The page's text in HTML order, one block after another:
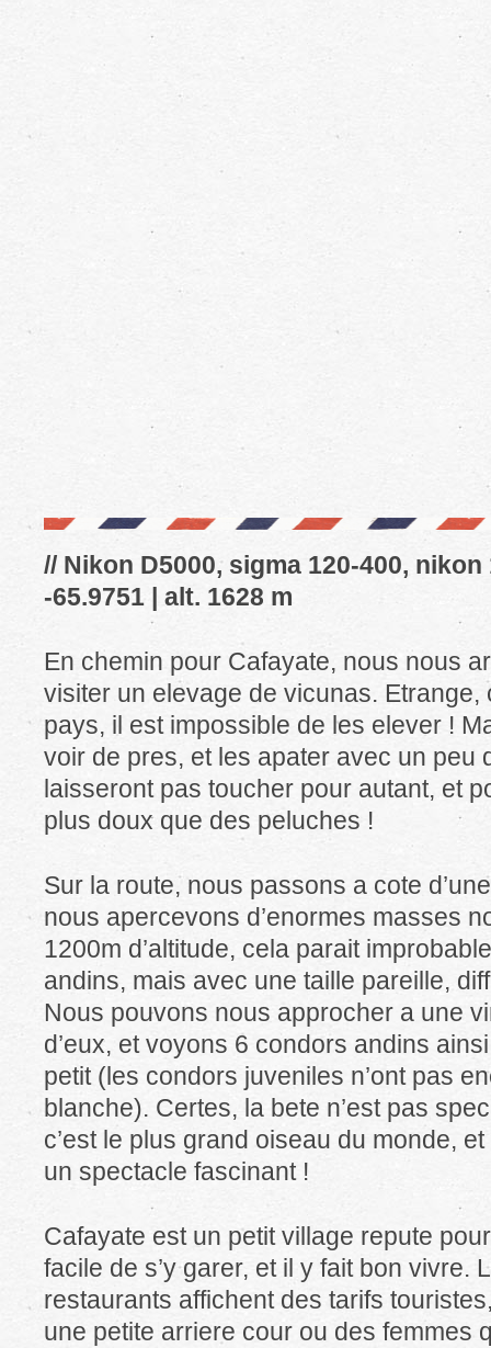
// Nikon D5000, sigma 120-400, nikon
-65.9751 | alt. 1628 m
En chemin pour Cafayate, nous nous
visiter un elevage de vicunas. Etrange,
pays, il est impossible de les elever !
voir de pres, et les apater avec un peu
laisseront pas toucher pour autant, et
plus doux que des peluches !
Sur la route, nous passons a cote
nous apercevons d’enormes masses
1200m d’altitude, cela parait
andins, mais avec une taille pareille,
Nous pouvons nous approcher a une
d’eux, et voyons 6 condors andins
petit (les condors juveniles n’ont pas
blanche). Certes, la bete n’est pas
c’est le plus grand oiseau du monde,
un spectacle fascinant !
Cafayate est un petit village repute
facile de s’y garer, et il y fait bon vivre.
restaurants affichent des tarifs
une petite arriere cour ou des femmes